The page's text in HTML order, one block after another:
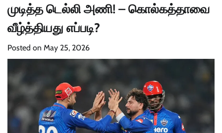
முடித்த டெல்லி அணி! – கொல்கத்தாவை
வீழ்த்தியது எப்படி?
Posted on May 25, 2026